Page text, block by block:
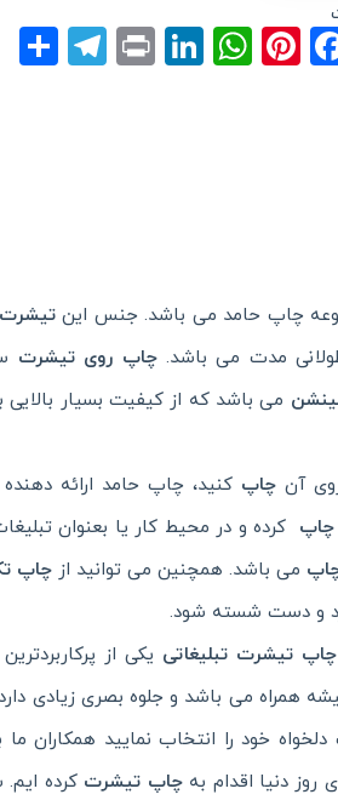
Facebook
Pinterest
WhatsApp
LinkedIn
Print
چاپ حامد می باشد. جنس اینتیشرت
مدت می باشد.چاپ روی تیشرت
می باشد که از کیفیت بسیار بالایی
آن چاپ کنید، چاپ حامد ارائه دهنده
چاپ کرده و در محیط کار یا بعنوان
می باشد. همچنین می توانید از چاپ
و دست شسته شود.
چاپ تیشرت تبلیغاتی یکی از پرکاربردترین
همراه می باشد و جلوه بصری زیادی
خود را انتخاب نمایید همکاران ما
روز دنیا اقدام بهچاپ تیشرت کرده